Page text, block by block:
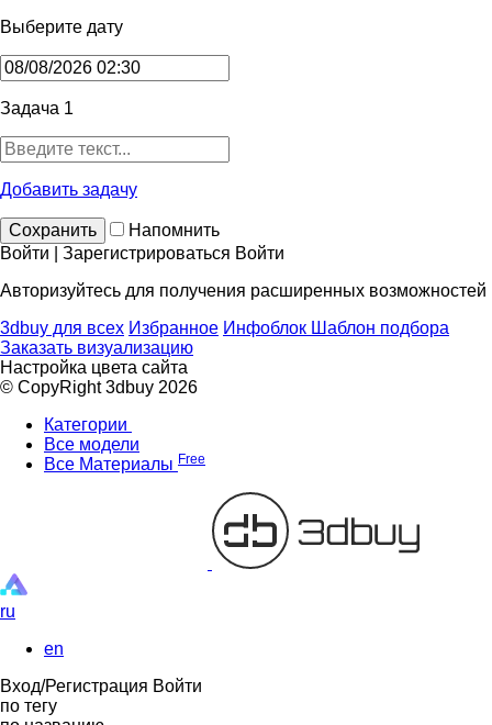
Выберите дату
Задача 1
Добавить задачу
Сохранить
Напомнить
Войти | Зарегистрироваться Войти
Авторизуйтесь для получения расширенных возможностей
3dbuy для всех Избранное Инфоблок Шаблон подбора
Заказать визуализацию
Настройка цвета сайта
© CopyRight 3dbuy 2026
Категории
Все модели
Все Материалы Free
ru
en
Вход/Регистрация Войти
по тегу